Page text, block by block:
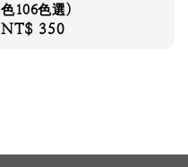
色106色選)
Regular
NT$ 350